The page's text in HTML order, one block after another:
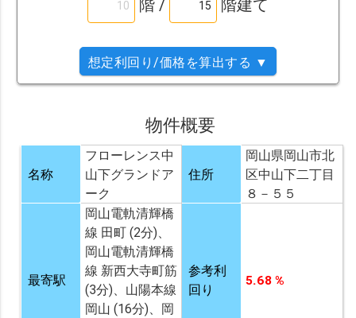
想定利回り/価格を算出する ▼
物件概要
名称
フローレンス中
山下グランドア
ーク
住所
岡山県岡山市北
区中山下二丁目
８－５５
最寄駅
岡山電軌清輝橋
線 田町 (2分)、
岡山電軌清輝橋
線 新西大寺町筋
(3分)、山陽本線
岡山 (16分)、岡
参考利
回り
5.68 %